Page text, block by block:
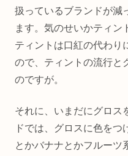
扱っているブランドが減
ます。気のせいかティン
ティントは口紅の代わり
ので、ティントの流行と
のですが。
それに、いまだにグロス
ドでは、グロスに色を
とかバナナとかフルーツ